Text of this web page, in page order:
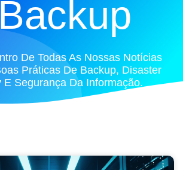
De Todas As Nossas Notícias
Práticas De Backup, Disaster
E Segurança Da Informação.